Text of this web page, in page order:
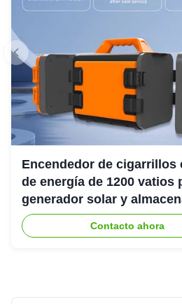
Encendedor de cigarrillos
de energía de 1200 vatios
generador solar y
de energía
Contacto ahora